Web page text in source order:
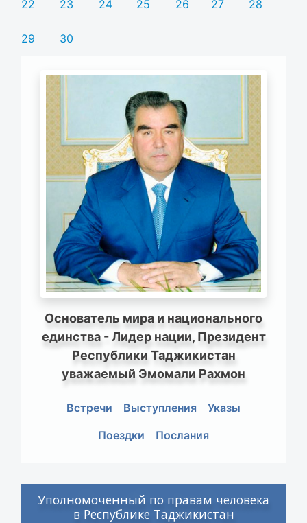
22 23 24 25 26 27 28
29 30
Основатель мира и национального
единства - Лидер нации, Президент
Республики Таджикистан
уважаемый Эмомали Рахмон
Встречи Выступления
Указы
Поездки
Послания
Уполномоченный по правам человека
в Республике Таджикистан